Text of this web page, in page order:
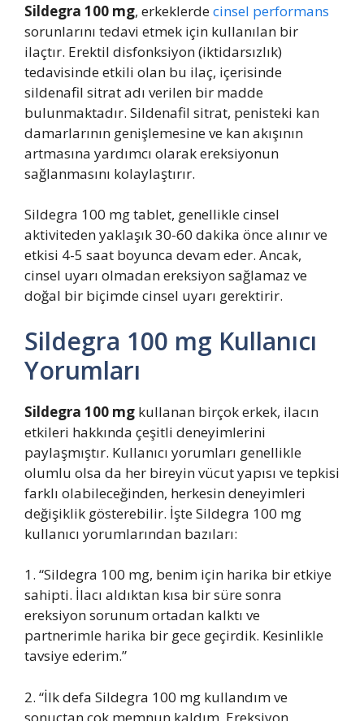
Sildegra 100 mg, erkeklerdecinsel performans
sorunlarını tedavi etmek için kullanılan bir
ilaçtır. Erektil disfonksiyon (iktidarsızlık)
tedavisinde etkili olan bu ilaç, içerisinde
sildenafil sitrat adı verilen bir madde
bulunmaktadır. Sildenafil sitrat, penisteki kan
damarlarının genişlemesine ve kan akışının
artmasına yardımcı olarak ereksiyonun
sağlanmasını kolaylaştırır.
Sildegra 100 mg tablet, genellikle cinsel
aktiviteden yaklaşık 30-60 dakika önce alınır ve
etkisi 4-5 saat boyunca devam eder. Ancak,
cinsel uyarı olmadan ereksiyon sağlamaz ve
doğal bir biçimde cinsel uyarı gerektirir.
Sildegra 100 mg Kullanıcı
Yorumları
Sildegra 100 mg kullanan birçok erkek, ilacın
etkileri hakkında çeşitli deneyimlerini
paylaşmıştır. Kullanıcı yorumları genellikle
olumlu olsa da her bireyin vücut yapısı ve tepkisi
farklı olabileceğinden, herkesin deneyimleri
değişiklik gösterebilir. İşte Sildegra 100 mg
kullanıcı yorumlarından bazıları:
1. “Sildegra 100 mg, benim için harika bir etkiye
sahipti. İlacı aldıktan kısa bir süre sonra
ereksiyon sorunum ortadan kalktı ve
partnerimle harika bir gece geçirdik. Kesinlikle
tavsiye ederim.”
2. “İlk defa Sildegra 100 mg kullandım ve
sonuçtan çok memnun kaldım. Ereksiyon